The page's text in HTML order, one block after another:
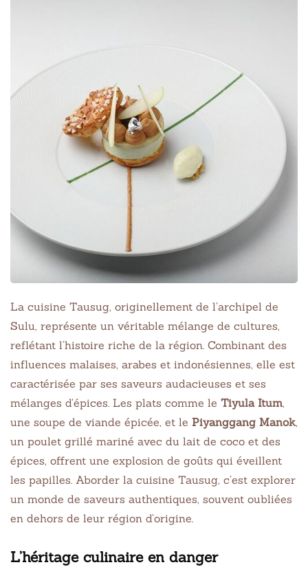
La cuisine Tausug, originellement de l’archipel de
Sulu, représente un véritable mélange de cultures,
reflétant l’histoire riche de la région. Combinant des
influences malaises, arabes et indonésiennes, elle est
caractérisée par ses saveurs audacieuses et ses
mélanges d’épices. Les plats comme le Tiyula Itum,
une soupe de viande épicée, et le Piyanggang Manok,
un poulet grillé mariné avec du lait de coco et des
épices, offrent une explosion de goûts qui éveillent
les papilles. Aborder la cuisine Tausug, c’est explorer
un monde de saveurs authentiques, souvent oubliées
en dehors de leur région d’origine.
L’héritage culinaire en danger